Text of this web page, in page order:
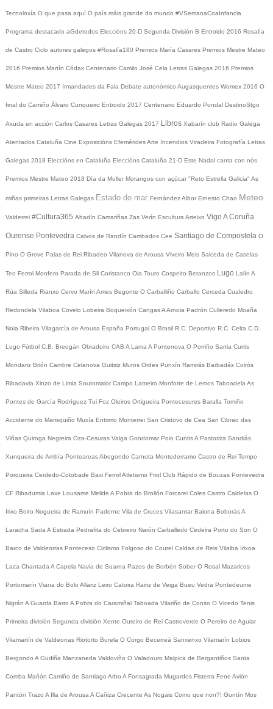
Tecnoloxía O que pasa aquí O país máis grande do mundo #VSemanaCoaInfancia
Programa destacado aGdetodos Eleccións 20-D Segunda División B Entroido 2016 Rosalía
de Castro Ciclo autores galegos #Rosalía180 Premios María Casares Premios Mestre Mateo
2016 Premios Martín Códax Centenario Camilo José Cela Letras Galegas 2016 Premios
Mestre Mateo 2017 Irmandades da Fala Debate autonómico Augasquentes Womex 2016 O
final do Camiño Álvaro Cunqueiro Entroido 2017 Centenario Eduardo Pondal DestinoStgo
Axuda en acción Carlos Casares Letras Galegas 2017 Libros Xabarín club Radio Galega
Atentados Cataluña Cine Exposicións EfeméridesArte Incendios Viradeira Fotografía Letras
Galegas 2018 Eleccións en Cataluña Eleccións Cataluña 21-D Este Nadal canta con nós
Premios Mestre Mateo 2018 Día da Muller Morangos con açúcar "Reto Estrella Galicia" As
miñas primeiras Letras Galegas Estado do mar Fernández Albor Ernesto Chao Meteo
Valderrei #Cultura365 Abadín Camariñas Zas Verín Escultura Arteixo Vigo A Coruña
Ourense Pontevedra Calvos de Randín Cambados Cee Santiago de Compostela O
Pino O Grove Palas de Rei Ribadeo Vilanova de Arousa Viveiro Meis Salceda de Caselas
Teo Ferrol Monfero Parada de Sil Coristanco Oia Touro Cospeito Betanzos Lugo Lalín A
Rúa Silleda Rianxo Cervo Marín Ames Begonte O Carballiño Carballo Cerceda Cualedro
Redondela Vilaboa Covelo Lobeira Boqueixón CangasA Arnoia Padrón Culleredo Moaña
Noia Ribeira Vilagarcía de Arousa España Portugal O Brasil R.C. Deportivo R.C. Celta C.D.
Lugo Fútbol C.B. Breogán Obradoiro CAB A Lama A Pontenova O Porriño Sarria Curtis
Mondariz Brión Cambre Celanova Guitiriz Muros Ordes Punxín Ramirás Barbadás Coirós
Ribadavia Xinzo de Limia Soutomaior Campo Lameiro Monforte de Lemos Taboadela As
Pontes de García Rodríguez Tui Foz Oleiros Ortigueira Pontecesures Baralla Tomiño
Accidente do Marisquiño Muxía Entrimo Monterrei San Cristovo de Cea San Cibrao das
Viñas Quiroga Negreira Oza-Cesuras Valga Gondomar Poio CuntisA Pastoriza Sandiás
Xunqueira de Ambía PonteareasAbegondo Carnota Montederramo Castro de Rei Tempo
Porqueira Cerdedo-Cotobade Baxi FerrolAtletismo Friol Club Rápido de Bouzas Pontevedra
CF Ribadumia Laxe Lousame Melide A Pobra do Brollón Forcarei Coles Castro Caldelas O
Irixo Boiro Nogueira de Ramuín Paderne Vila de Cruces Vilasantar Baiona BoborásA
Laracha Sada A Estrada Pedrafita do Cebreiro Narón Carballedo Cedeira Porto do Son O
Barco de Valdeorras Ponteceso Ciclismo Folgoso do Courel Caldas de Reis Vilalba Irixoa
Laza Chantada A Capela Navia de Suarna Pazos de Borbén Sober O Rosal Mazaricos
Portomarín Viana do Bolo Allariz Leiro Catoira Rairiz de Veiga Bueu Vedra Pontedeume
Nigrán A Guarda Barro A Pobra do Caramiñal Taboada Vilariño de Conso O Vicedo Tenis
Primeira división Segunda división Xente Outeiro de Rei Castroverde O Pereiro de Aguiar
Vilamartín de Valdeorras Riotorto Burela O Corgo Becerreá Sanxenxo Vilamarín Lobios
Bergondo A Gudiña Manzaneda Valdoviño O Valadouro Malpica de Bergantiños Santa
Comba Mañón Camiño de Santiago Arbo A Fonsagrada Mugardos Fisterra Fene Avión
Pantón Trazo A Illa de Arousa A Cañiza Crecente As Nogais Como que non?! Guntín Mos